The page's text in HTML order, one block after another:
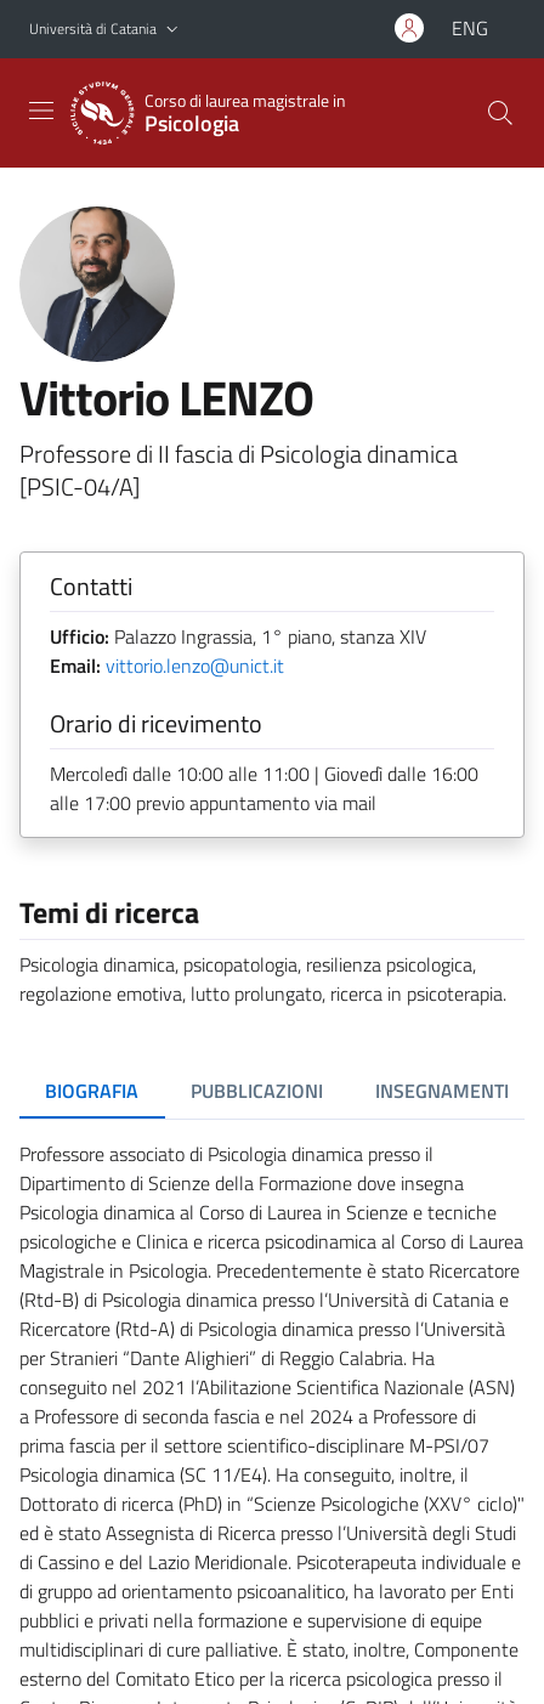
Vai al contenuto principale
Vai al menu di navigazione
Università di Catania ENG
Corso di laurea magistrale in
Psicologia
Vittorio LENZO
Professore di II fascia di Psicologia dinamica
[PSIC-04/A]
Contatti
Ufficio: Palazzo Ingrassia, 1° piano, stanza XIV
Email: vittorio.lenzo@unict.it
Orario di ricevimento
Mercoledì dalle 10:00 alle 11:00 | Giovedì dalle 16:00
alle 17:00 previo appuntamento via mail
Temi di ricerca
Psicologia dinamica, psicopatologia, resilienza psicologica,
regolazione emotiva, lutto prolungato, ricerca in psicoterapia.
BIOGRAFIA PUBBLICAZIONI INSEGNAMENTI
Professore associato di Psicologia dinamica presso il
Dipartimento di Scienze della Formazione dove insegna
Psicologia dinamica al Corso di Laurea in Scienze e tecniche
psicologiche e Clinica e ricerca psicodinamica al Corso di Laurea
Magistrale in Psicologia. Precedentemente è stato Ricercatore
(Rtd-B) di Psicologia dinamica presso l’Università di Catania e
Ricercatore (Rtd-A) di Psicologia dinamica presso l’Università
per Stranieri “Dante Alighieri” di Reggio Calabria. Ha
conseguito nel 2021 l’Abilitazione Scientifica Nazionale (ASN)
a Professore di seconda fascia e nel 2024 a Professore di
prima fascia per il settore scientifico-disciplinare M-PSI/07
Psicologia dinamica (SC 11/E4). Ha conseguito, inoltre, il
Dottorato di ricerca (PhD) in “Scienze Psicologiche (XXV° ciclo)"
ed è stato Assegnista di Ricerca presso l’Università degli Studi
di Cassino e del Lazio Meridionale. Psicoterapeuta individuale e
di gruppo ad orientamento psicoanalitico, ha lavorato per Enti
pubblici e privati nella formazione e supervisione di equipe
multidisciplinari di cure palliative. È stato, inoltre, Componente
esterno del Comitato Etico per la ricerca psicologica presso il